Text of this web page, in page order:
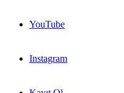
YouTube
Instagram